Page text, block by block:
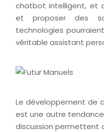
chatbot intelligent, et
et proposer des
technologies
véritable assistant
Le développement de
est une autre
discussion permettent